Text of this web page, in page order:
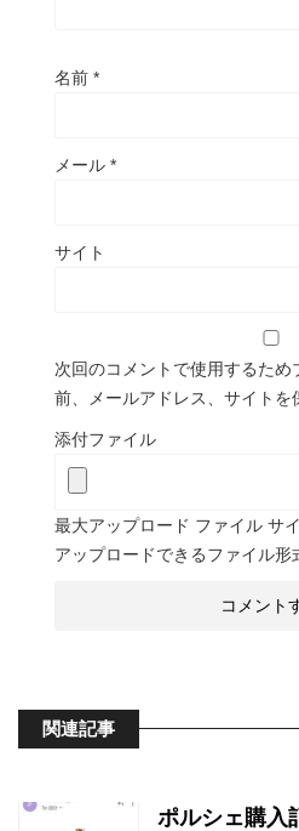
名前 *
メール *
サイト
次回のコメントで使用するため
前、メールアドレス、サイトを
添付ファイル
最大アップロード ファイル サ
アップロードできるファイル形
関連記事
ポルシェ購入